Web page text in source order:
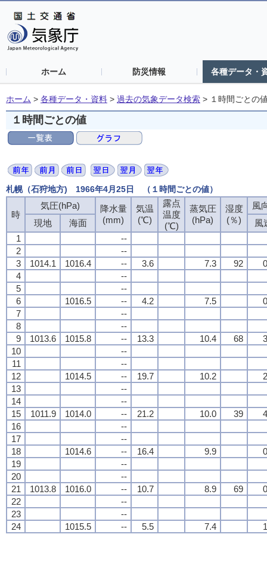
ホーム 防災情報 各種データ・
ホーム > 各種データ・資料 > 過去の気象データ検索 > １時間ごとの
１時間ごとの値
札幌（石狩地方) 1966年4月25日 （１時間ごとの値）
時
気圧(hPa)
降水量
(mm)
気温
(℃)
露点
温度
(℃)
蒸気圧
(hPa)
湿度
(％)
風
現地
海面
風
1
--
2
--
3
1014.1 1016.4 -- 3.6 7.3 92
4
--
5
--
6
1016.5 -- 4.2 7.5
7
--
8
--
9
1013.6 1015.8 -- 13.3 10.4 68
10
--
11
--
12
1014.5 -- 19.7 10.2
13
--
14
--
15
1011.9 1014.0 -- 21.2 10.0 39
16
--
17
--
18
1014.6 -- 16.4 9.9
19
--
20
--
21
1013.8 1016.0 -- 10.7 8.9 69
22
--
23
--
24
1015.5 -- 5.5 7.4